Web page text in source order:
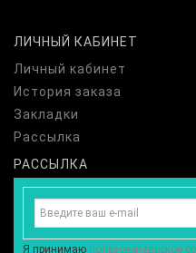
ЛИЧНЫЙ КАБИНЕТ
Личный кабинет
История заказа
Закладки
Рассылка
РАССЫЛКА
Я принимаю пользовательское